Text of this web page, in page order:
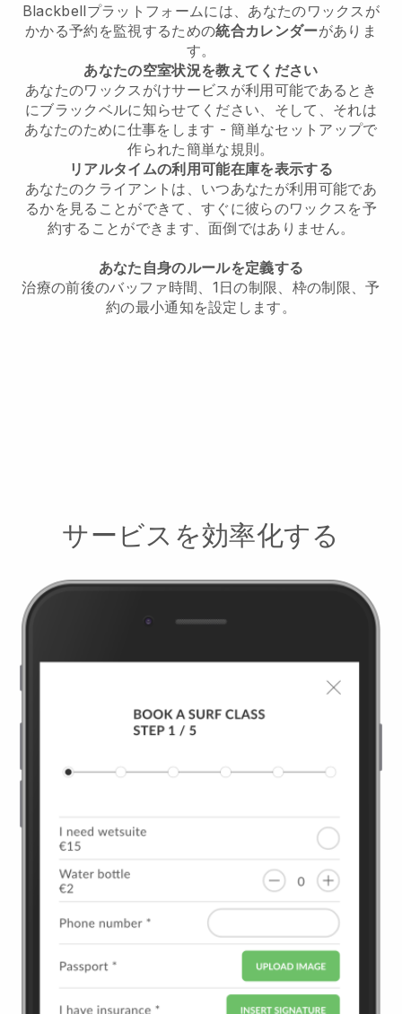
Blackbellプラットフォームには、あなたのワックスが
かかる予約を監視するための統合カレンダーがありま
す。
あなたの空室状況を教えてください
あなたのワックスがけサービスが利用可能であるとき
にブラックベルに知らせてください、そして、それは
あなたのために仕事をします - 簡単なセットアップで
作られた簡単な規則。
リアルタイムの利用可能在庫を表示する
あなたのクライアントは、いつあなたが利用可能であ
るかを見ることができて、すぐに彼らのワックスを予
約することができます、面倒ではありません。
あなた自身のルールを定義する
治療の前後のバッファ時間、1日の制限、枠の制限、予
約の最小通知を設定します。
サービスを効率化する